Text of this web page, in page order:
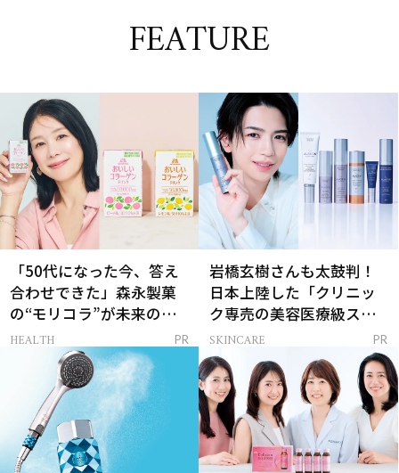
FEATURE
「50代になった今、答え
合わせできた」森永製菓
の“モリコラ”が未来のキ
レイを連れてくる！
HEALTH PR
岩橋玄樹さんも太鼓判！
日本上陸した「クリニッ
ク専売の美容医療級スキ
ンケア」
SKINCARE PR